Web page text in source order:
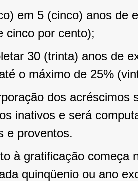
em 5 (cinco) anos de
cinco por cento);
30 (trinta) anos de
o máximo de 25%
dos acréscimos
inativos e será
e proventos.
à gratificação começa
quinqüenio ou ano